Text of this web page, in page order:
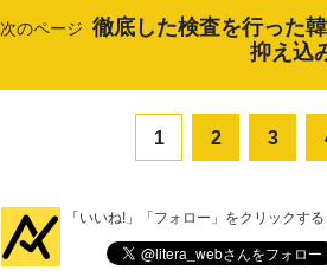
次のページ 徹底した検査を行った
抑え込
1 2 3
「いいね!」「フォロー」をクリックす